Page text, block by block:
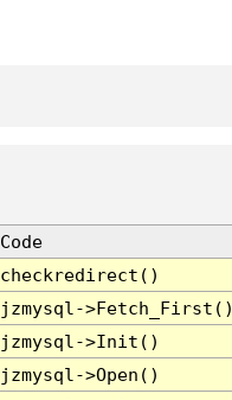
Code
checkredirect()
jzmysql-
jzmysql->Init()
jzmysql->Open()